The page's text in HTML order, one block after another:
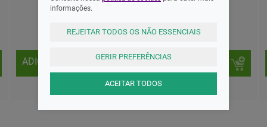
ADICIONAR ADICIONAR
informações.
REJEITAR TODOS OS NÃO ESSENCIAIS
GERIR PREFERÊNCIAS
ACEITAR TODOS